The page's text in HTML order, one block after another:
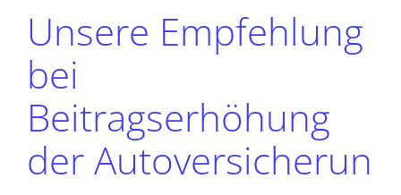
Unsere Empfehlung
bei
Beitragserhöhung
der Autoversicherun